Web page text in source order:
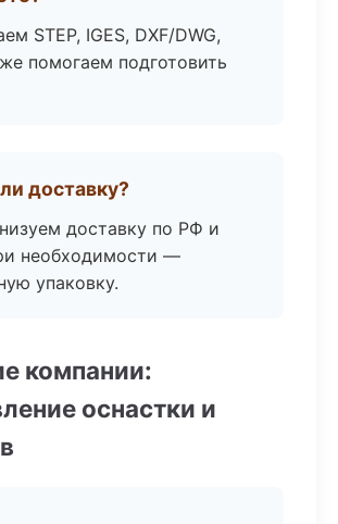
STEP, IGES, DXF/DWG,
помогаем подготовить
доставку?
доставку по РФ и
необходимости —
упаковку.
компании:
оснастки и